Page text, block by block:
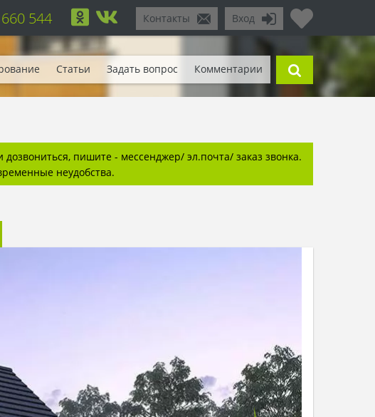
Вход
Контакты
544
Статьи Задать вопрос Комментарии
пишите - мессенджер/ эл.почта/ заказ звонка.
неудобства.